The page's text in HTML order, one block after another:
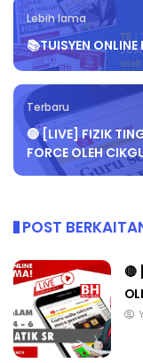
Lebih lama
📚TUISYEN
Terbaru
🔴 [LIVE] FIZIK
FORCE OLEH
POST
🔴